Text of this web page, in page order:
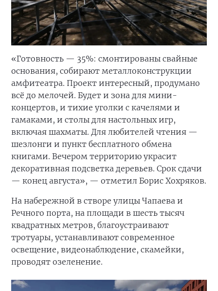
«Готовность — 35%: смонтированы свайные
основания, собирают металлоконструкции
амфитеатра. Проект интересный, продумано
всё до мелочей. Будет и зона для мини-
концертов, и тихие уголки с качелями и
гамаками, и столы для настольных игр,
включая шахматы. Для любителей чтения —
шезлонги и пункт бесплатного обмена
книгами. Вечером территорию украсит
декоративная подсветка деревьев. Срок сдачи
— конец августа», — отметил Борис Хохряков.
На набережной в створе улицы Чапаева и
Речного порта, на площади в шесть тысяч
квадратных метров, благоустраивают
тротуары, устанавливают современное
освещение, видеонаблюдение, скамейки,
проводят озеленение.